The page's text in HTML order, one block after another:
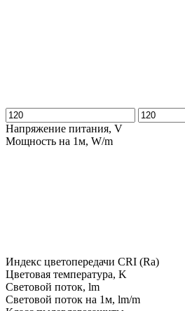
Напряжение питания, V
Мощность на 1м, W/m
Индекс цветопередачи CRI (Ra)
Цветовая температура, K
Световой поток, lm
Световой поток на 1м, lm/m